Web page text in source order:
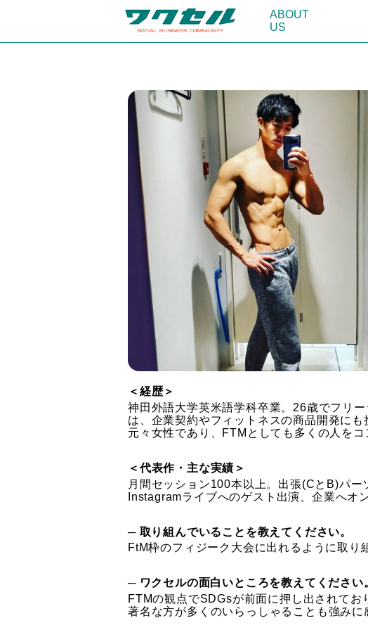
ABOUT
US
＜経歴＞
神田外語大学英米語学科卒業。26歳でフリ
は、企業契約やフィットネスの商品開発にも
元々女性であり、FTMとしても多くの人をコ
＜代表作・主な実績＞
月間セッション100本以上。出張(CとB)パ
Instagramライブへのゲスト出演、企業へオ
─ 取り組んでいることを教えてください。
FtM枠のフィジーク大会に出れるように取り
─ ワクセルの面白いところを教えてください
FTMの観点でSDGsが前面に押し出されてお
著名な方が多くのいらっしゃることも強みに